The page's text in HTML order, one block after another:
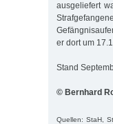
ausgeliefert
er dort um
Stand
© Bernhard
Quellen: StaH,